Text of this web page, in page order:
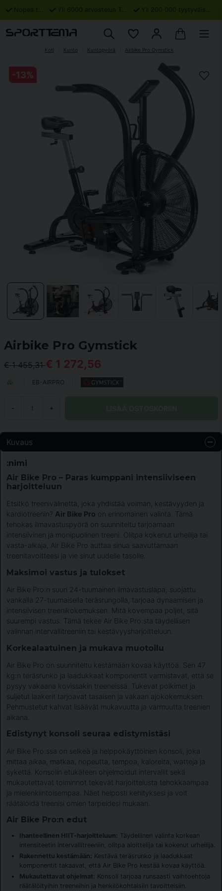
Nopea toimitus Yli 6000 arvostelua Trustpilotissa Yli 200 000 tyytyväistä asiakasta
Koti Kunto Kuntopyörä Airbike Pro Gymstick
-13%
Airbike Pro Gymstick
€ 1 455,31€ 1 272,56
EB-AIRPRO
- +
Kuvaus
:nimi
Air Bike Pro – Paras kumppani intensiiviseen
harjoitteluun
Etsitkö treenivälinettä, joka yhdistää voiman, kestävyyden ja
kardiotreenin? Air Bike Pro on erinomainen valinta. Tämä
tehokas ilmavastuspyörä on suunniteltu tarjoamaan
intensiivinen ja monipuolinen treeni. Olitpa kokenut urheilija tai
vasta-alkaja, Air Bike Pro auttaa sinua saavuttamaan
treenitavoitteesi ja vie sinut uudelle tasolle.
Maksimoi vastus ja tulokset
Air Bike Pro:n suuri 24-tuumainen ilmavastuslapa, suojattu
vankalla 27-tuumaisella teräsrungolla, tarjoaa dynaamisen ja
intensiivisen treenikokemuksen. Mitä kovempaa poljet, sitä
suurempi vastus. Tämä tekee Air Bike Pro:sta täydellisen
valinnan intervallitreeniin tai kestävyysharjoitteluun.
Korkealaatuinen ja mukava muotoilu
Air Bike Pro on suunniteltu kestämään kovaa käyttöä. Sen 47
kg:n teräsrunko ja laadukkaat komponentit varmistavat, että se
pysyy vakaana kovissakin treeneissä. Tukevat polkimet ja
suljetut laakerit tarjoavat tasaisen ja vakaan ajokokemuksen.
Pehmustetut kahvat lisäävät mukavuutta ja varmuutta treenien
aikana.
Edistynyt konsoli seuraa edistymistäsi
Air Bike Pro:ssa on selkeä ja helppokäyttöinen konsoli, joka
mittaa aikaa, matkaa, nopeutta, tempoa, kaloreita, watteja ja
sykettä. Konsolin etukäteen ohjelmoidut intervallit sekä
mukautettavat toiminnot tekevät harjoittelusta tehokkaampaa
ja mielenkiintoisempaa. Näet helposti kehityksesi ja voit
räätälöidä treenisi omien tarpeidesi mukaan.
Air Bike Pro:n edut
Ihanteellinen HIIT-harjoitteluun: Täydellinen valinta korkean
intensiteetin intervallitreeniin, olitpa aloittelija tai kokenut urheilija.
Rakennettu kestämään: Kestävä teräsrunko ja laadukkaat
komponentit takaavat, että Air Bike Pro kestää kovaa käyttöä.
Mukautettavat ohjelmat: Konsoli tarjoaa runsaasti vaihtoehtoja
räätälöityihin treeneihin ja henkilökohtaisiin tavoitteisiin.